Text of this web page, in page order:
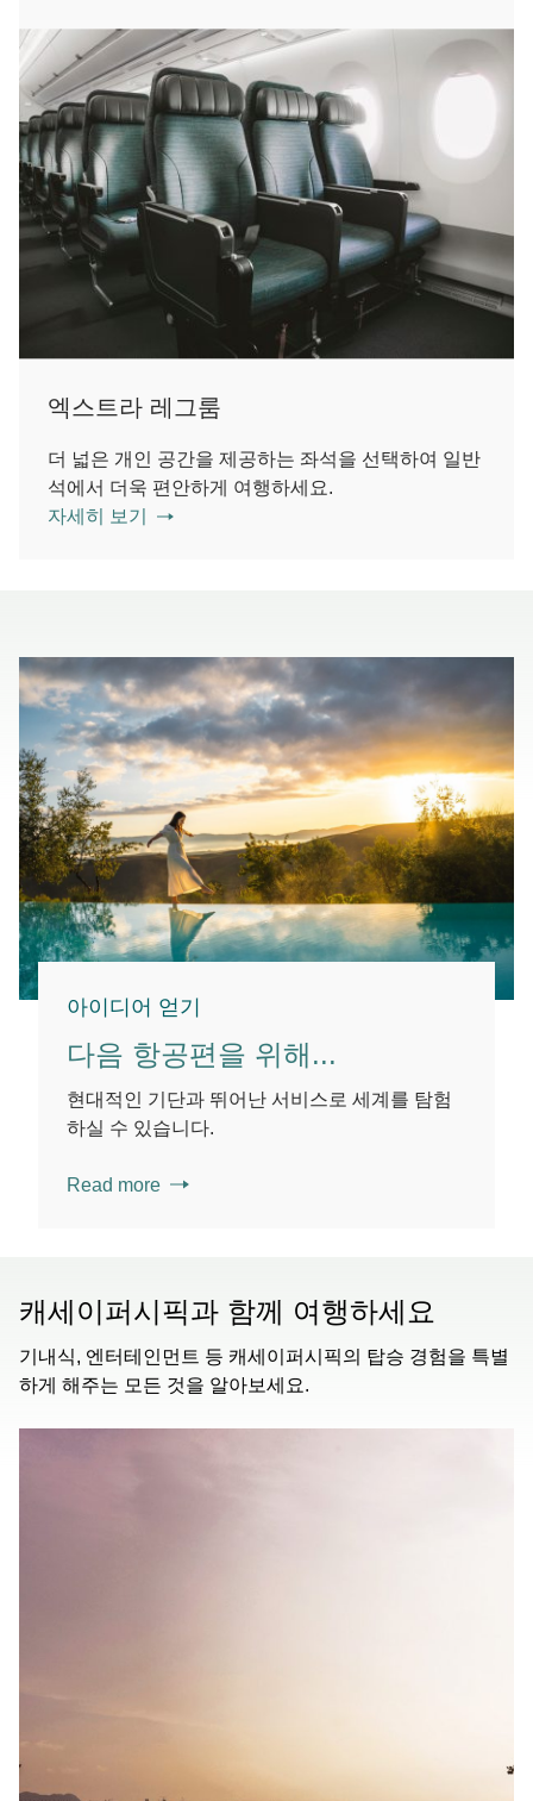
엑스트라 레그룸
더 넓은 개인 공간을 제공하는 좌석을 선택하여 일반
석에서 더욱 편안하게 여행하세요.
자세히 보기
아이디어 얻기
다음 항공편을 위해...
현대적인 기단과 뛰어난 서비스로 세계를 탐험
하실 수 있습니다.
Read more
캐세이퍼시픽과 함께 여행하세요
기내식, 엔터테인먼트 등 캐세이퍼시픽의 탑승 경험을 특별
하게 해주는 모든 것을 알아보세요.